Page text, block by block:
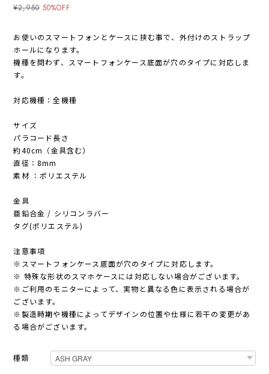
¥2,950 50%OFF
お使いのスマートフォンとケースに挟む事で、外付けのストラップ
ホールになります。
機種を問わず、スマートフォンケース底面が穴のタイプに対応しま
す。
対応機種：全機種
サイズ
パラコード長さ
約40cm（金具含む）
直径：8mm
素材 ：ポリエステル
金具
亜鉛合金 / シリコンラバー
タグ(ポリエステル)
注意事項
※スマートフォンケース底面が穴のタイプに対応します。
※ 特殊な形状のスマホケースには対応しない場合がございます。
※ご利用のモニターによって、実物と異なる色に表示される場合が
ございます。
※製造時期や機種によってデザインの位置や仕様に若干の変更があ
る場合がございます。
種類